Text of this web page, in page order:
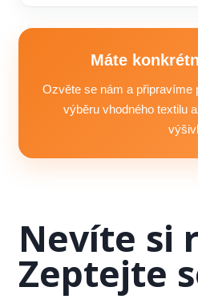
požadovaného množství, typu
a termínu, kdy vše
postup včetně podkladů pro
Máte
Ozvěte se nám a připravíme
výběru vhodného textilu
Nevíte si
Zeptejte